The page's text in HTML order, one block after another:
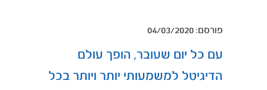
04/03/2020 :פורסם
עם כל יום שעובר, הופך עולם
הדיגיטל למשמעותי יותר ויותר בכל